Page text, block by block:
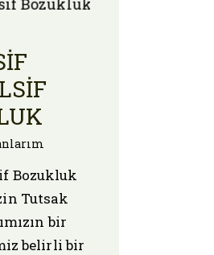
Bozukluk
Tutsak
bir
belirli bir